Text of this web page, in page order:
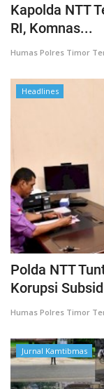
Kapolda NTT
RI, Komnas...
Humas Polres Timor
Headlines
Polda NTT
Korupsi
Humas Polres Timor
Jurnal Kamtibmas